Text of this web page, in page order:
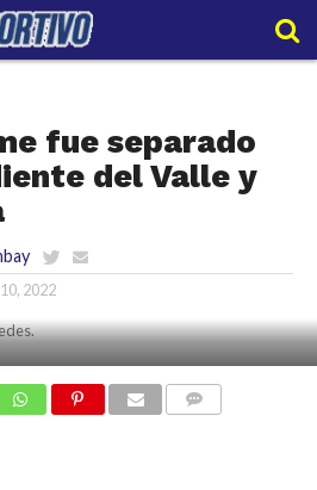
fue separado
del Valle y
2022